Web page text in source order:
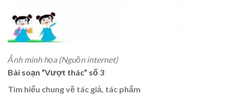
Ảnh minh họa (Nguồn internet)
Bài soạn “Vượt thác” số 3
Tìm hiểu chung về tác giả, tác phẩm